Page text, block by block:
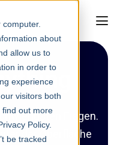
about
allow us to
in order to
experience
visitors both
find out more
Policy.
be tracked
Fragen.
der Oberfläche